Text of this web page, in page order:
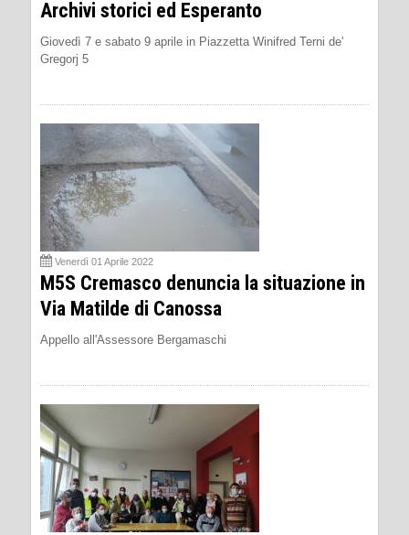
Archivi storici ed Esperanto
Giovedì 7 e sabato 9 aprile in Piazzetta Winifred Terni de'
Gregorj 5
Venerdì 01 Aprile 2022
M5S Cremasco denuncia la situazione in
Via Matilde di Canossa
Appello all'Assessore Bergamaschi